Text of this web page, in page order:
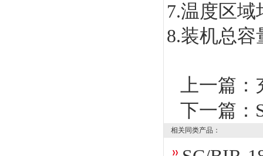
7.温度区域
8.装机总容
上一篇：
下一篇：
相关同类产品：